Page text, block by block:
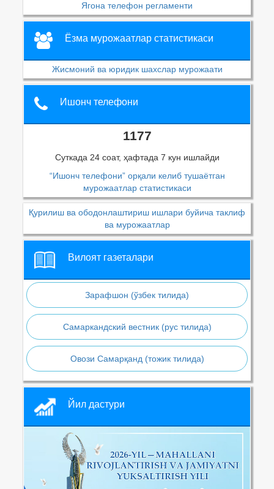
Ягона телефон регламенти
Ёзма мурожаатлар статистикаси
Жисмоний ва юридик шахслар мурожаати
Ишонч телефони
1177
Суткада 24 соат, ҳафтада 7 кун ишлайди
“Ишонч телефони” орқали келиб тушаётган
мурожаатлар статистикаси
Қурилиш ва ободонлаштириш ишлари буйича таклиф
ва мурожаатлар
Вилоят газеталари
Зарафшон (ўзбек тилида)
Самаркандский вестник (рус тилида)
Овози Самарқанд (тожик тилида)
Йил дастури